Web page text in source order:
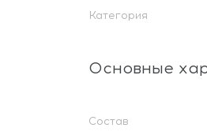
Категория
Основные
Состав